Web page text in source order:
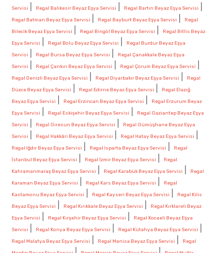
Servisi
Regal Balıkesir Beyaz Eşya Servisi Regal Bartın Beyaz Eşya Servisi
Regal Batman Beyaz Eşya Servisi Regal Bayburt Beyaz Eşya Servisi
Regal
Bilecik Beyaz Eşya Servisi
Regal Bingöl Beyaz Eşya Servisi
Regal Bitlis Beyaz
Eşya Servisi
Regal Bolu Beyaz Eşya Servisi
Regal Burdur Beyaz Eşya
Servisi
Regal Bursa Beyaz Eşya Servisi
Regal Çanakkale Beyaz Eşya
Servisi
Regal Çankırı Beyaz Eşya Servisi Regal Çorum Beyaz Eşya Servisi
Regal Denizli Beyaz Eşya Servisi Regal Diyarbakır Beyaz Eşya Servisi
Regal
Düzce Beyaz Eşya Servisi
Regal Edirne Beyaz Eşya Servisi
Regal Elazığ
Beyaz Eşya Servisi
Regal Erzincan Beyaz Eşya Servisi
Regal Erzurum Beyaz
Eşya Servisi
Regal Eskişehir Beyaz Eşya Servisi
Regal Gaziantep Beyaz Eşya
Servisi
Regal Giresun Beyaz Eşya Servisi
Regal Gümüşhane Beyaz Eşya
Servisi
Regal Hakkâri Beyaz Eşya Servisi Regal Hatay Beyaz Eşya Servisi
Regal Iğdır Beyaz Eşya Servisi Regal Isparta Beyaz Eşya Servisi
Regal
İstanbul Beyaz Eşya Servisi
Regal İzmir Beyaz Eşya Servisi
Regal
Kahramanmaraş Beyaz Eşya Servisi
Regal Karabük Beyaz Eşya Servisi
Regal
Karaman Beyaz Eşya Servisi
Regal Kars Beyaz Eşya Servisi
Regal
Kastamonu Beyaz Eşya Servisi
Regal Kayseri Beyaz Eşya Servisi
Regal Kilis
Beyaz Eşya Servisi
Regal Kırıkkale Beyaz Eşya Servisi
Regal Kırklareli Beyaz
Eşya Servisi
Regal Kırşehir Beyaz Eşya Servisi
Regal Kocaeli Beyaz Eşya
Servisi
Regal Konya Beyaz Eşya Servisi Regal Kütahya Beyaz Eşya Servisi
Regal Malatya Beyaz Eşya Servisi Regal Manisa Beyaz Eşya Servisi
Regal